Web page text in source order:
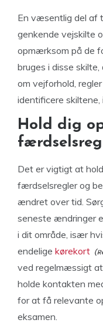
En væsentlig del af
genkende vejskilte
opmærksom på de
bruges i disse
om vejforhold,
identificere
Hold dig
Det er vigtigt at
færdselsregler og
ændret over tid.
seneste ændringer
i dit område, især
endelige kørekort
ved regelmæssigt
holde kontakten
for at få relevante
eksamen.